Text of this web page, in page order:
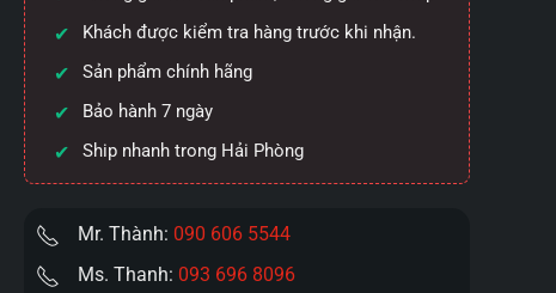
Khách được kiểm tra hàng trước khi nhận.
Sản phẩm chính hãng
Bảo hành 7 ngày
Ship nhanh trong Hải Phòng
Mr. Thành: 090 606 5544
Ms. Thanh: 093 696 8096